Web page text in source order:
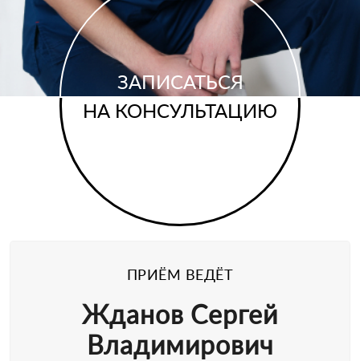
ЗАПИСАТЬСЯ
НА КОНСУЛЬТАЦИЮ
ПРИЁМ ВЕДЁТ
Жданов Сергей
Владимирович